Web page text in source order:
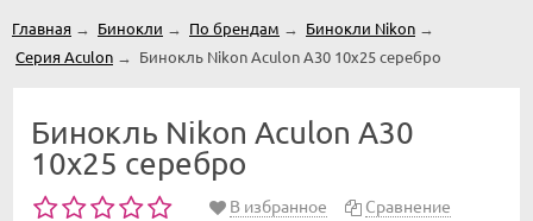
Главная → Бинокли → По брендам → Бинокли Nikon →
Серия Aculon → Бинокль Nikon Aculon A30 10x25 серебро
Бинокль Nikon Aculon A30
10x25 серебро
В избранное Сравнение